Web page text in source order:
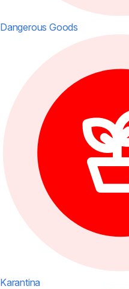
Dangerous Goods
Karantina